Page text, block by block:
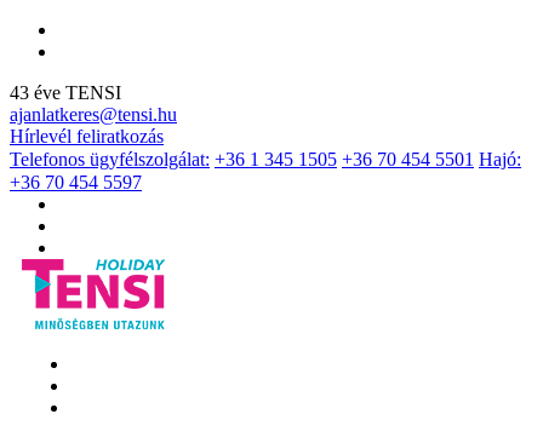
43 éve TENSI
ajanlatkeres@tensi.hu
Hírlevél feliratkozás
Telefonos ügyfélszolgálat: +36 1 345 1505 +36 70 454 5501 Hajó:
+36 70 454 5597